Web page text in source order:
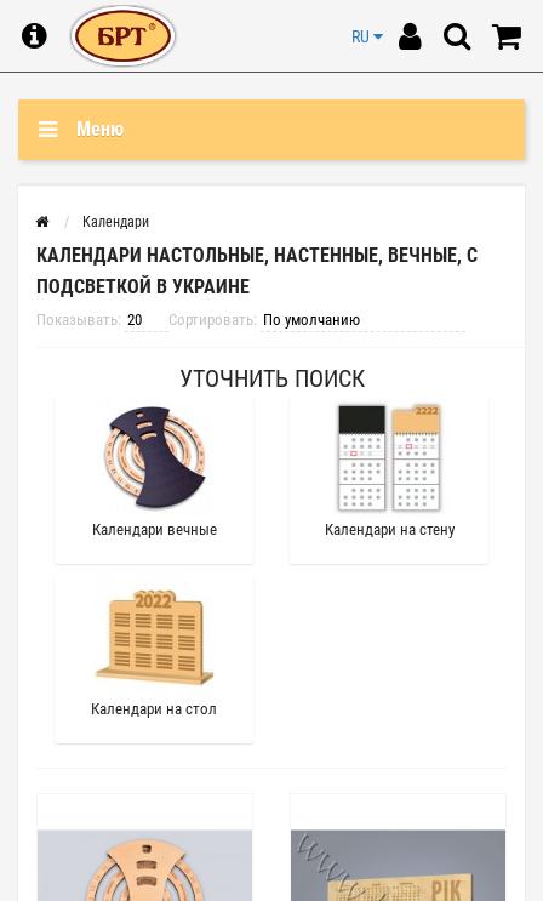
RU
Меню
Календари
КАЛЕНДАРИ НАСТОЛЬНЫЕ, НАСТЕННЫЕ, ВЕЧНЫЕ, С
ПОДСВЕТКОЙ В УКРАИНЕ
Показывать: Сортировать:
УТОЧНИТЬ ПОИСК
Календари вечные Календари на стену
Календари на стол